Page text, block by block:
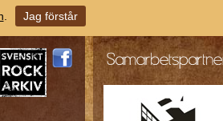
Jag förstår